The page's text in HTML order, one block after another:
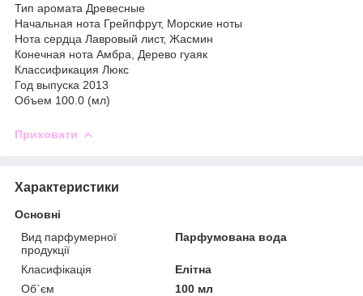
Тип аромата Древесные
Начальная нота Грейпфрут, Морские ноты
Нота сердца Лавровый лист, Жасмин
Конечная нота Амбра, Дерево гуаяк
Классификация Люкс
Год выпуска 2013
Объем 100.0 (мл)
Приховати
Характеристики
Основні
Вид парфумерної
продукції
Парфумована вода
Класифікація
Елітна
Об`єм
100 мл